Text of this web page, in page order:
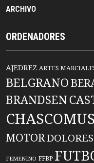
ARCHIVO
ORDENADORES
AJEDREZ ARTES
BELGRANO
BRANDSEN
CHASCOMUS
MOTORDOLORES
FEMENINO FFBP